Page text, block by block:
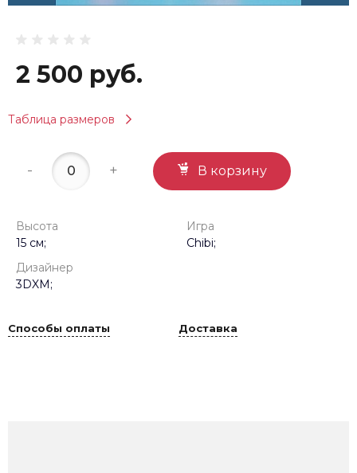
2 500 руб.
Таблица размеров
- + В корзину
Высота
15 см;
Игра
Chibi;
Дизайнер
3DXM;
Способы оплаты Доставка